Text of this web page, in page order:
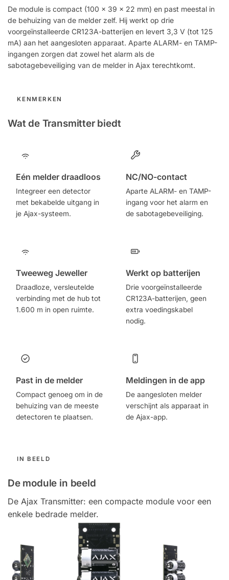
De module is compact (100 × 39 × 22 mm) en past meestal in
de behuizing van de melder zelf. Hij werkt op drie
voorgeïnstalleerde CR123A-batterijen en levert 3,3 V (tot 125
mA) aan het aangesloten apparaat. Aparte ALARM- en TAMP-
ingangen zorgen dat zowel het alarm als de
sabotagebeveiliging van de melder in Ajax terechtkomt.
KENMERKEN
Wat de Transmitter biedt
Eén melder draadloos
Integreer een detector
met bekabelde uitgang in
je Ajax-systeem.
NC/NO-contact
Aparte ALARM- en TAMP-
ingang voor het alarm en
de sabotagebeveiliging.
Tweeweg Jeweller
Draadloze, versleutelde
verbinding met de hub tot
1.600 m in open ruimte.
Werkt op batterijen
Drie voorgeïnstalleerde
CR123A-batterijen, geen
extra voedingskabel
nodig.
Past in de melder
Compact genoeg om in de
behuizing van de meeste
detectoren te plaatsen.
Meldingen in de app
De aangesloten melder
verschijnt als apparaat in
de Ajax-app.
IN BEELD
De module in beeld
De Ajax Transmitter: een compacte module voor een
enkele bedrade melder.